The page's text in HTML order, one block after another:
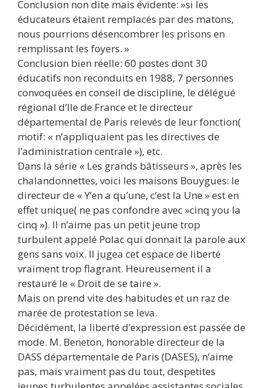
Conclusion non dite mais évidente: »si les
éducateurs étaient remplacés par des matons,
nous pourrions désencombrer les prisons en
remplissant les foyers. »
Conclusion bien réelle: 60 postes dont 30
éducatifs non reconduits en 1988, 7 personnes
convoquées en conseil de discipline, le délégué
régional d’Ile de France et le directeur
départemental de Paris relevés de leur fonction(
motif: « n’appliquaient pas les directives de
l’administration centrale »), etc.
Dans la série « Les grands bâtisseurs », après les
chalandonnettes, voici les maisons Bouygues: le
directeur de « Y’en a qu’une, c’est la Une » est en
effet unique( ne pas confondre avec »cinq you la
cinq »). Il n’aime pas un petit jeune trop
turbulent appelé Polac qui donnait la parole aux
gens sans voix. Il jugea cet espace de liberté
vraiment trop flagrant. Heureusement il a
restauré le « Droit de se taire ».
Mais on prend vite des habitudes et un raz de
marée de protestation se leva.
Décidément, la liberté d’expression est passée de
mode. M. Beneton, honorable directeur de la
DASS départementale de Paris (DASES), n’aime
pas, mais vraiment pas du tout, despetites